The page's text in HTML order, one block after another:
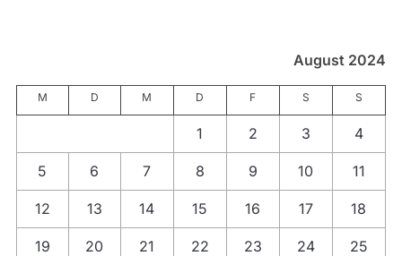
August 2024
M D M D F S S
1 2 3 4
5 6 7 8 9 10 11
12 13 14 15 16 17 18
19 20 21 22 23 24 25